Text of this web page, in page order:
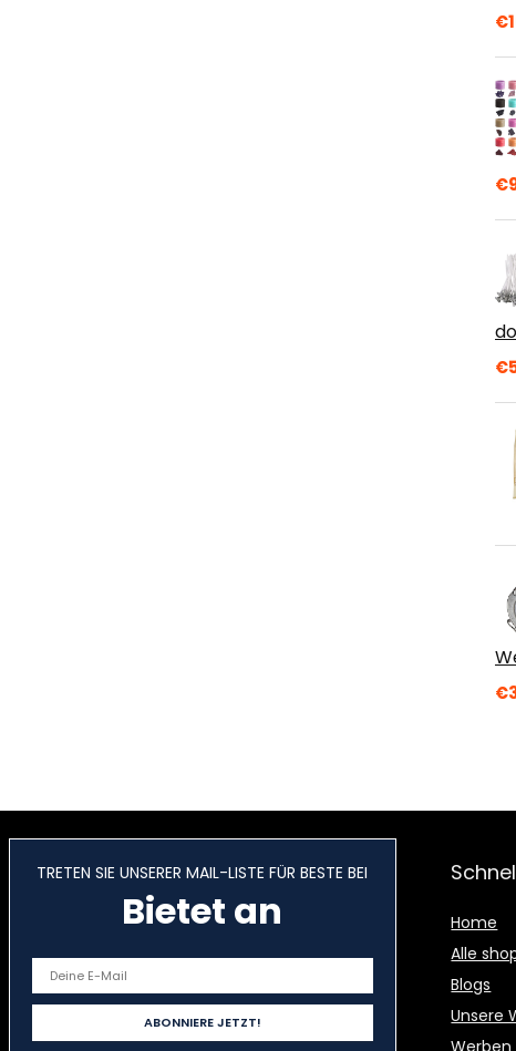
€
€
€
€
TRETEN SIE UNSERER MAIL-LISTE FÜR BESTE BEI
Bietet an
Home
Alle
Blogs
Unsere
Werben